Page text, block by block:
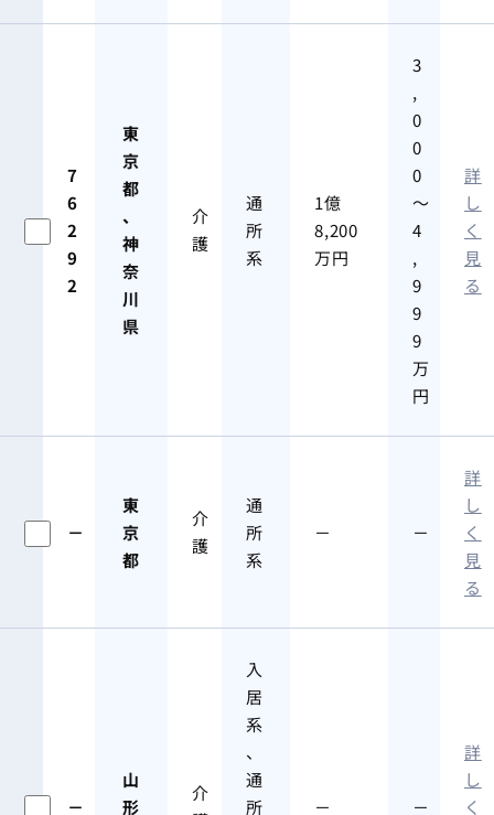
7
6
2
9
2
東
京
都
、
神
奈
川
県
介
護
通
所
系
1億
8,200
万円
3
,
0
0
0
～
4
,
9
9
9
万
円
詳
し
く
見
る
－
東
京
都
介
護
通
所
系
－ －
詳
し
く
見
る
－
山
形
介
入
居
系
、
通
所
－ －
詳
し
く